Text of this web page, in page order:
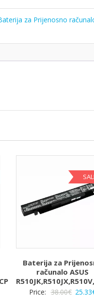
za Prijenosno
Baterija za
računalo ASUS
Price: 38.00€ 25.33